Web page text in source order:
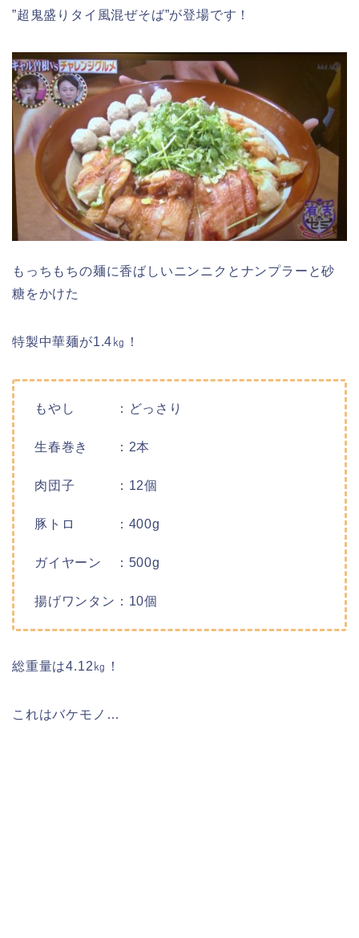
”超鬼盛りタイ風混ぜそば”が登場です！
もっちもちの麺に香ばしいニンニクとナンプラーと砂
糖をかけた
特製中華麺が1.4㎏！
もやし ：どっさり
生春巻き ：2本
肉団子 ：12個
豚トロ ：400g
ガイヤーン ：500g
揚げワンタン：10個
総重量は4.12㎏！
これはバケモノ…